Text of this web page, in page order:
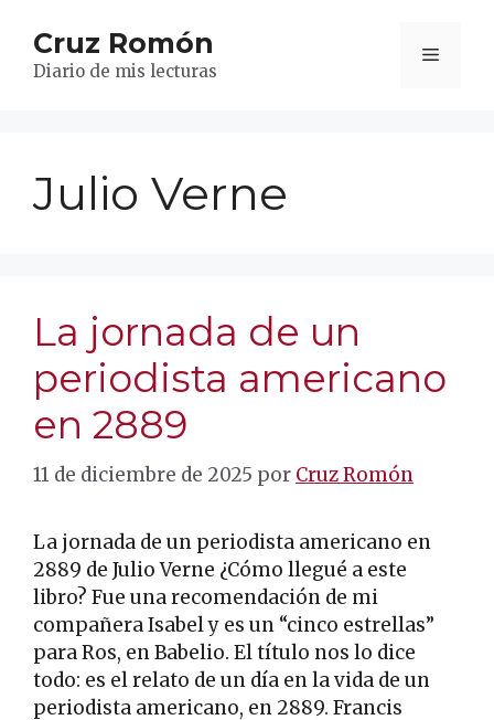
contenido
Cruz Romón
Diario de mis lecturas
Menú
Julio Verne
La jornada de un
periodista americano
en 2889
11 de diciembre de 2025 por Cruz Romón
La jornada de un periodista americano en
2889 de Julio Verne ¿Cómo llegué a este
libro? Fue una recomendación de mi
compañera Isabel y es un “cinco estrellas”
para Ros, en Babelio. El título nos lo dice
todo: es el relato de un día en la vida de un
periodista americano, en 2889. Francis